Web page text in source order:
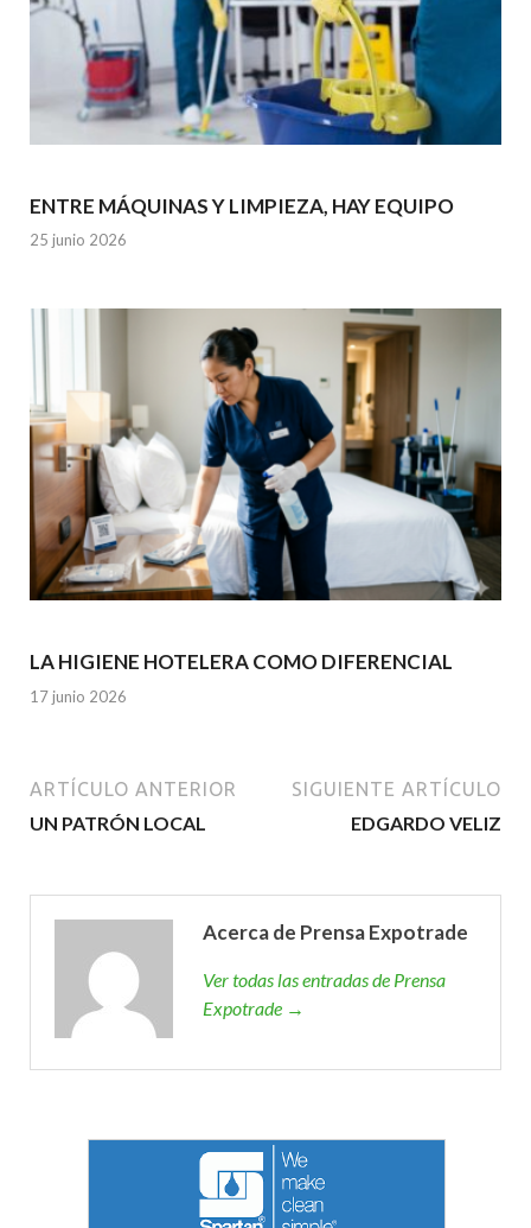
ENTRE MÁQUINAS Y LIMPIEZA, HAY EQUIPO
25 junio 2026
LA HIGIENE HOTELERA COMO DIFERENCIAL
17 junio 2026
ARTÍCULO ANTERIOR
UN PATRÓN LOCAL
SIGUIENTE ARTÍCULO
EDGARDO VELIZ
Acerca de Prensa Expotrade
Ver todas las entradas de Prensa
Expotrade →